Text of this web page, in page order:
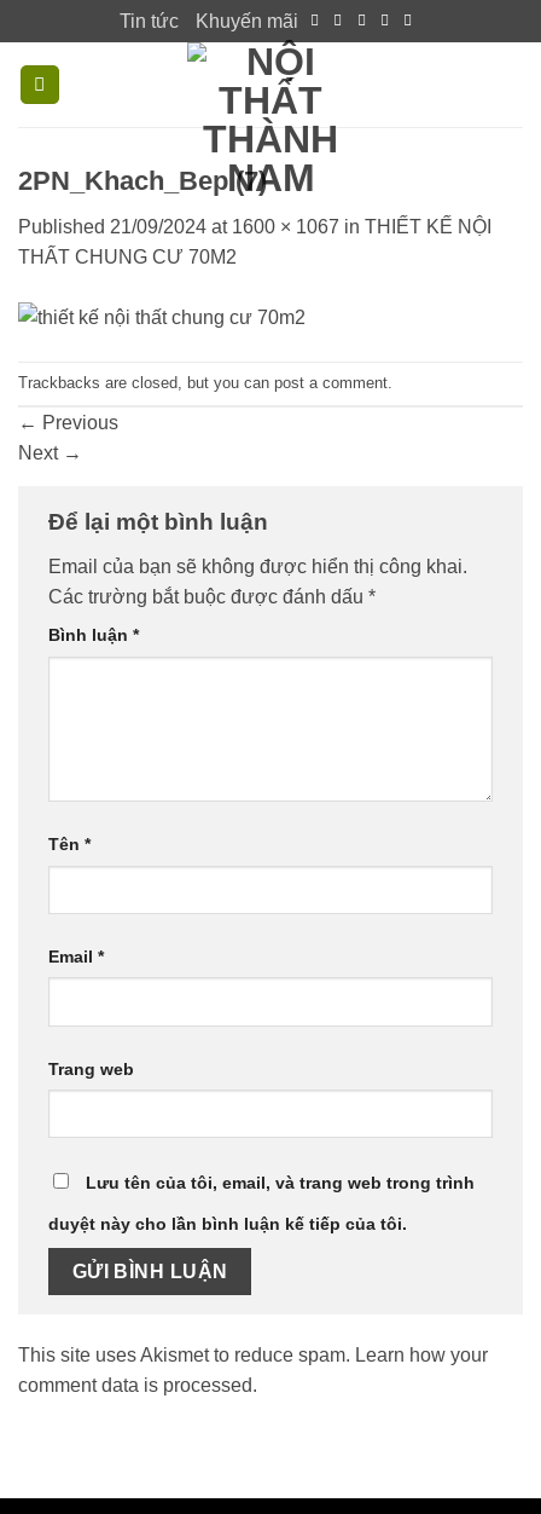
to
content
Tin tức Khuyến mãi
2PN_Khach_Bep (7)
Published 21/09/2024 at 1600 × 1067 in THIẾT KẾ NỘI
THẤT CHUNG CƯ 70M2
Trackbacks are closed, but you can post a comment
← Previous
Next →
Để lại một bình luận
Email của bạn sẽ không được hiển thị công khai.
Các trường bắt buộc được đánh dấu *
Bình luận *
Tên *
Email *
Trang web
Lưu tên của tôi, email, và trang web trong trình
duyệt này cho lần bình luận kế tiếp của tôi.
This site uses Akismet to reduce spam. Learn how your
comment data is processed.